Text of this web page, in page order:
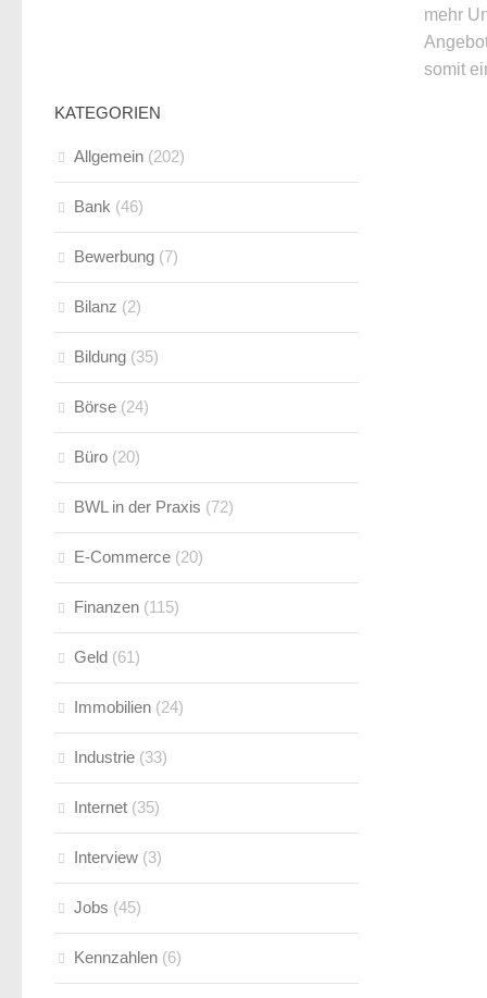
mehr
somit
KATEGORIEN
Allgemein (202)
Bank (46)
Bewerbung (7)
Bilanz (2)
Bildung (35)
Börse (24)
Büro (20)
BWL in der Praxis (72)
E-Commerce (20)
Finanzen (115)
Geld (61)
Immobilien (24)
Industrie (33)
Internet (35)
Interview (3)
Jobs (45)
Kennzahlen (6)